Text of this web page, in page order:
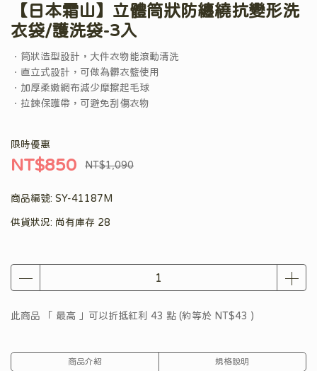
【日本霜山】立體筒狀防纏繞抗變形洗
衣袋/護洗袋-3入
．筒狀造型設計，大件衣物能滾動清洗
．直立式設計，可做為髒衣籃使用
．加厚柔嫩網布減少摩擦起毛球
．拉鍊保護帶，可避免刮傷衣物
限時優惠
NT$850 NT$1,090
商品編號: SY-41187M
供貨狀況: 尚有庫存 28
此商品 「 最高 」可以折抵紅利 43 點 (約等於 NT$43 )
商品介紹 規格說明